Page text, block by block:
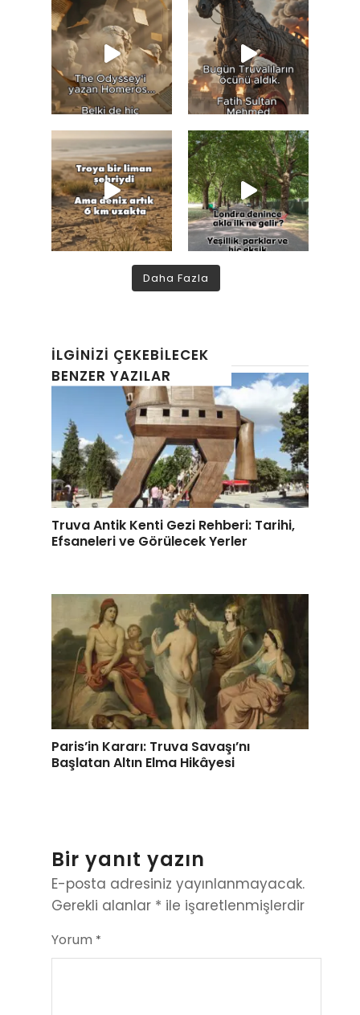
Daha Fazla
İLGINIZI ÇEKEBILECEK
BENZER YAZILAR
Truva Antik Kenti Gezi Rehberi: Tarihi,
Efsaneleri ve Görülecek Yerler
Paris’in Kararı: Truva Savaşı’nı
Başlatan Altın Elma Hikâyesi
Bir yanıt yazın
E-posta adresiniz yayınlanmayacak.
Gerekli alanlar * ile işaretlenmişlerdir
Yorum *